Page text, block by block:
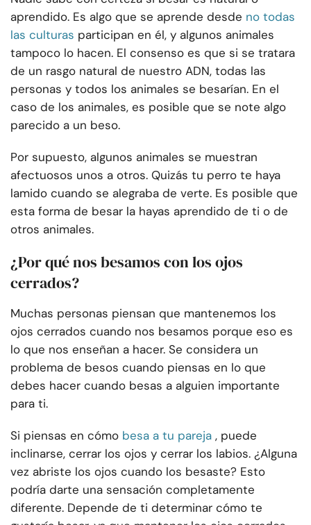
aprendido. Es algo que se aprende desde no todas
las culturas participan en él, y algunos animales
tampoco lo hacen. El consenso es que si se tratara
de un rasgo natural de nuestro ADN, todas las
personas y todos los animales se besarían. En el
caso de los animales, es posible que se note algo
parecido a un beso.
Por supuesto, algunos animales se muestran
afectuosos unos a otros. Quizás tu perro te haya
lamido cuando se alegraba de verte. Es posible que
esta forma de besar la hayas aprendido de ti o de
otros animales.
¿Por qué nos besamos con los ojos
cerrados?
Muchas personas piensan que mantenemos los
ojos cerrados cuando nos besamos porque eso es
lo que nos enseñan a hacer. Se considera un
problema de besos cuando piensas en lo que
debes hacer cuando besas a alguien importante
para ti.
Si piensas en cómo besa a tu pareja , puede
inclinarse, cerrar los ojos y cerrar los labios. ¿Alguna
vez abriste los ojos cuando los besaste? Esto
podría darte una sensación completamente
diferente. Depende de ti determinar cómo te